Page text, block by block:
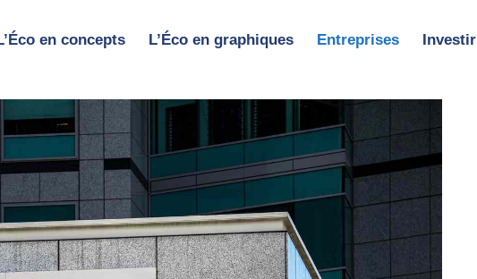
en concepts L’Éco en graphiques Entreprises Investir